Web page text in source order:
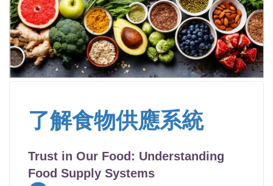
了解食物供應系統
Trust in Our Food: Understanding
Food Supply Systems